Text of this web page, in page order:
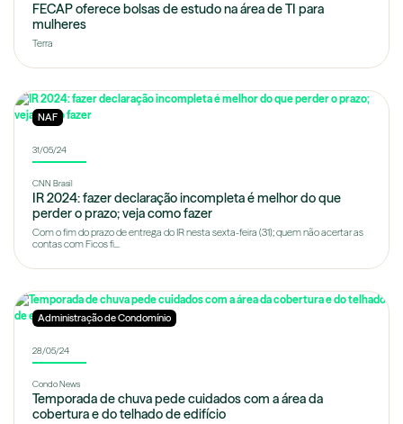
FECAP oferece bolsas de estudo na área de TI para
mulheres
Terra
NAF
31/05/24
CNN Brasil
IR 2024: fazer declaração incompleta é melhor do que
perder o prazo; veja como fazer
Com o fim do prazo de entrega do IR nesta sexta-feira (31); quem não acertar as
contas com Ficos fi...
Administração de Condomínio
28/05/24
Condo News
Temporada de chuva pede cuidados com a área da
cobertura e do telhado de edifício